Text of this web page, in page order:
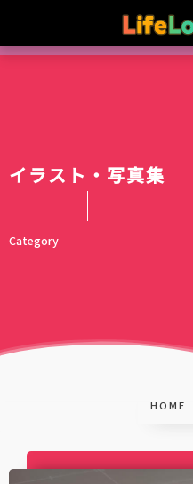
イラスト・写真集
Category
HOME